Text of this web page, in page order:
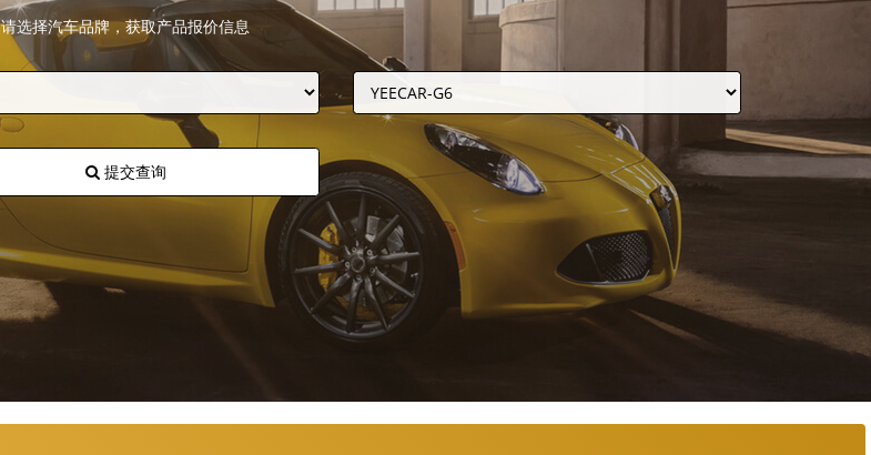
请选择汽车品牌，获取产品报价信息
提交查询